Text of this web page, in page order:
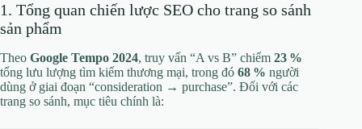
1. Tổng quan chiến lược SEO cho trang so sánh
sản phẩm
Theo Google Tempo 2024, truy vấn “A vs B” chiếm 23 %
tổng lưu lượng tìm kiếm thương mại, trong đó 68 % người
dùng ở giai đoạn “consideration → purchase”. Đối với các
trang so sánh, mục tiêu chính là: